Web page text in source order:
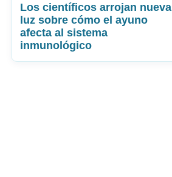
Los científicos arrojan nueva
luz sobre cómo el ayuno
afecta al sistema
inmunológico